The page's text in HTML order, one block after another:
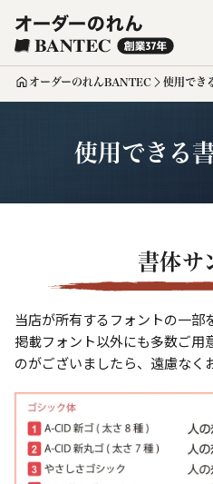
オーダーのれんBANTEC 使用でき
使用できる
書体サ
当店が所有するフォントの一部
掲載フォント以外にも多数ご用
のがございましたら、遠慮なく